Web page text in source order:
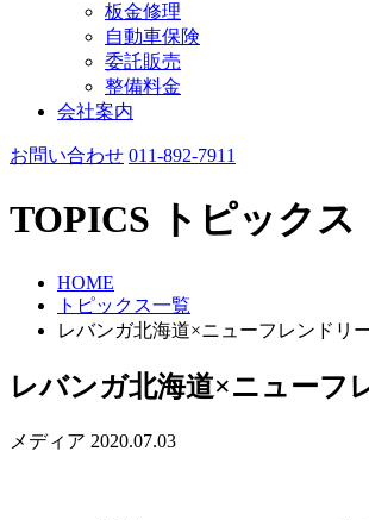
板金修理
自動車保険
委託販売
整備料金
会社案内
お問い合わせ 011-892-7911
TOPICS トピックス
HOME
トピックス一覧
レバンガ北海道×ニューフレンドリ
レバンガ北海道×ニューフ
メディア 2020.07.03